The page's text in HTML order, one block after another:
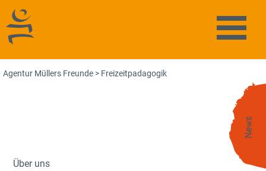
Agentur Müllers Freunde
News
Agentur Müllers Freunde > Freizeitpadagogik
Über uns